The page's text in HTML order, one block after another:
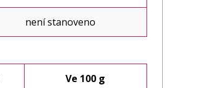
není stanoveno
Ve 100 g